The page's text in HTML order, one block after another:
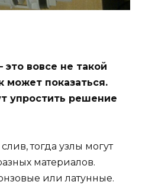
вовсе не такой
может показаться.
упростить решение
тогда узлы могут
материалов.
или латунные.